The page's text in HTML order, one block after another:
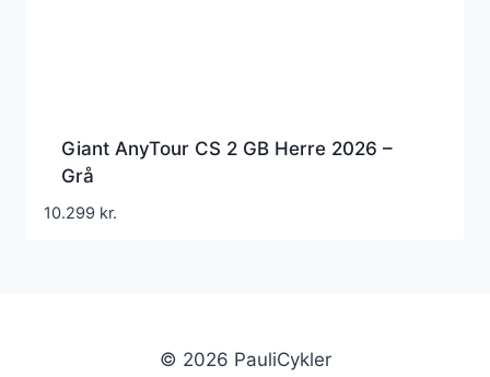
Giant AnyTour CS 2 GB Herre 2026 –
Grå
10.299 kr.
© 2026 PauliCykler